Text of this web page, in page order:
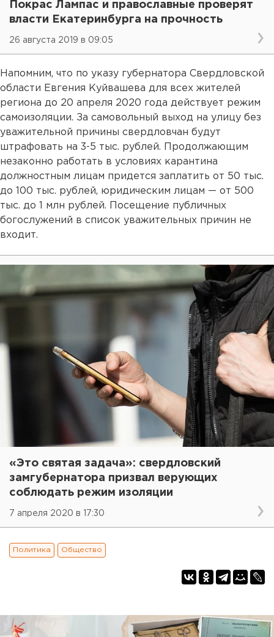
Покрас Лампас и православные проверят
власти Екатеринбурга на прочность
26 августа 2019 в 09:05
Напомним, что по указу губернатора Свердловской
области Евгения Куйвашева для всех жителей
региона до 20 апреля 2020 года действует режим
самоизоляции. За самовольный выход на улицу без
уважительной причины свердловчан будут
штрафовать на 3-5 тыс. рублей. Продолжающим
незаконно работать в условиях карантина
должностным лицам придется заплатить от 50 тыс.
до 100 тыс. рублей, юридическим лицам — от 500
тыс. до 1 млн рублей. Посещение публичных
богослужений в список уважительных причин не
входит.
«Это святая задача»: свердловский
замгубернатора призвал верующих
соблюдать режим изоляции
7 апреля 2020 в 17:30
Политика Общество